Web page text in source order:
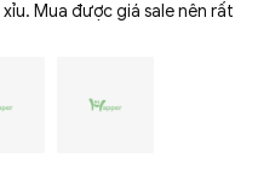
Mua được giá sale nên rất